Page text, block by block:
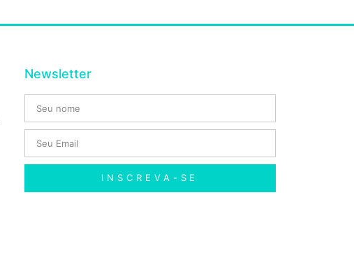
Newsletter
INSCREVA-SE